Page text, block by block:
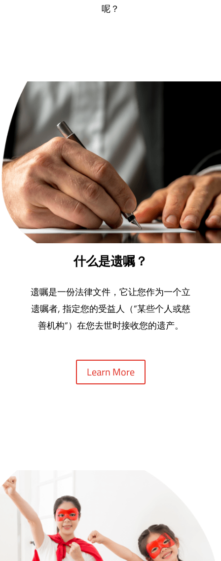
呢？
什么是遗嘱？
遗嘱是一份法律文件，它让您作为一个立
遗嘱者, 指定您的受益人（”某些个人或慈
善机构”）在您去世时接收您的遗产。
Learn More